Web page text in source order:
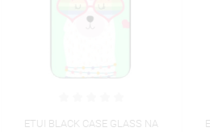
ETUI BLACK CASE GLASS NA